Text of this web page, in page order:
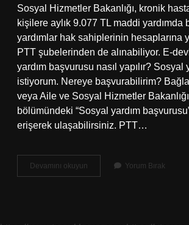
Sosyal Hizmetler Bakanlığı, kronik
kişilere aylık 9.077 TL maddi yardımda
yardımlar hak sahiplerinin hesaplarına
PTT şubelerinden de alınabiliyor. E-
yardım başvurusu nasıl yapılır? Sosyal
istiyorum. Nereye başvurabilirim?
veya Aile ve Sosyal Hizmetler
bölümündeki “Sosyal yardım
erişerek ulaşabilirsiniz. PTT…
Devamını okuyun
Sosyal
Yorum Bırak